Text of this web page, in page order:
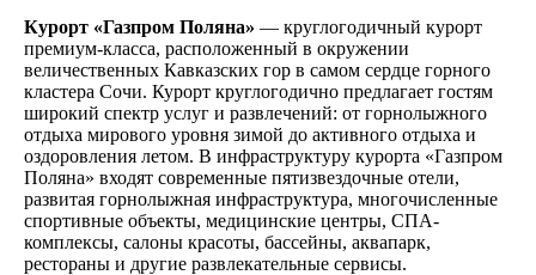
Курорт «Газпром Поляна» — круглогодичный курорт
премиум-класса, расположенный в окружении
величественных Кавказских гор в самом сердце горного
кластера Сочи. Курорт круглогодично предлагает гостям
широкий спектр услуг и развлечений: от горнолыжного
отдыха мирового уровня зимой до активного отдыха и
оздоровления летом. В инфраструктуру курорта «Газпром
Поляна» входят современные пятизвездочные отели,
развитая горнолыжная инфраструктура, многочисленные
спортивные объекты, медицинские центры, СПА-
комплексы, салоны красоты, бассейны, аквапарк,
рестораны и другие развлекательные сервисы.